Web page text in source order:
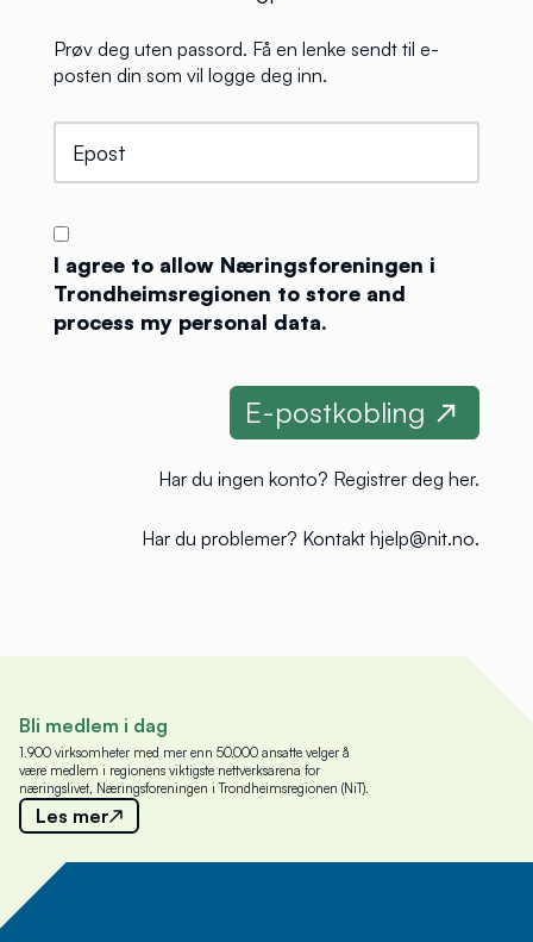
Prøv deg uten passord. Få en lenke sendt til e-
posten din som vil logge deg inn.
I agree to allow Næringsforeningen i
Trondheimsregionen to store and
process my personal data.
Har du ingen konto? Registrer deg her.
Har du problemer? Kontakt hjelp@nit.no.
Bli medlem i dag
1.900 virksomheter med mer enn 50.000 ansatte velger å
være medlem i regionens viktigste nettverksarena for
næringslivet, Næringsforeningen i Trondheimsregionen (NiT).
Les mer